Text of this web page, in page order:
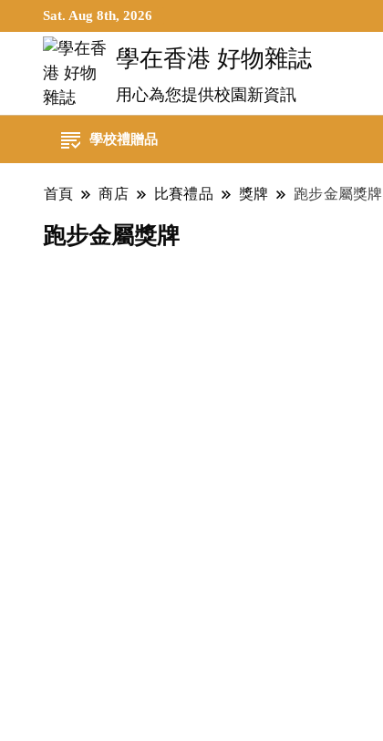
Sat. Aug 8th, 2026
學在香港 好物雜誌
用心為您提供校園新資訊
學校禮贈品
首頁 商店 比賽禮品 獎牌 跑步金屬獎牌
跑步金屬獎牌